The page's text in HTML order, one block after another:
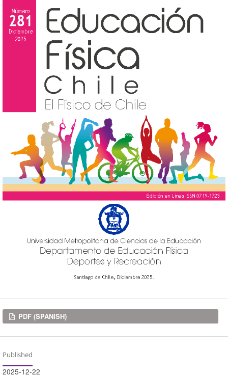
Downloads
PDF (SPANISH)
Published
2025-12-22